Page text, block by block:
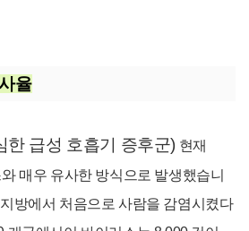
율
한 급성 호흡기 증후군) 현재
매우 유사한 방식으로 발생했습니
방에서 처음으로 사람을 감염시켰다